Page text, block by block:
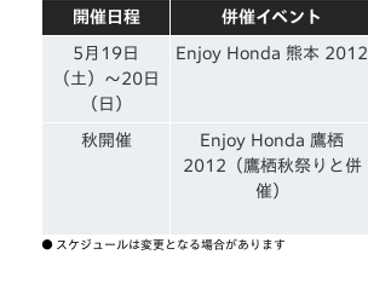
開催日程 併催イベント
5月19日
（土）〜20日
（日）
Enjoy Honda 熊本 2012
秋開催
Enjoy Honda 鷹栖
2012（鷹栖秋祭りと併
催）
● スケジュールは変更となる場合があります